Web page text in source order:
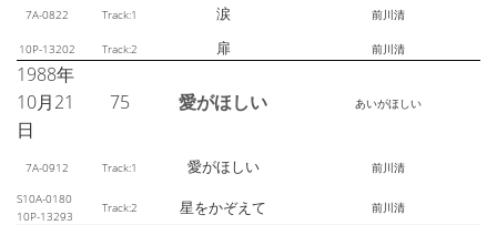
7A-0822 Track:1 涙 前川清
10P-13202 Track:2 扉 前川清
1988年
10月21
日
75 愛がほしい あいがほしい
7A-0912 Track:1 愛がほしい 前川清
S10A-0180
10P-13293
Track:2 星をかぞえて 前川清